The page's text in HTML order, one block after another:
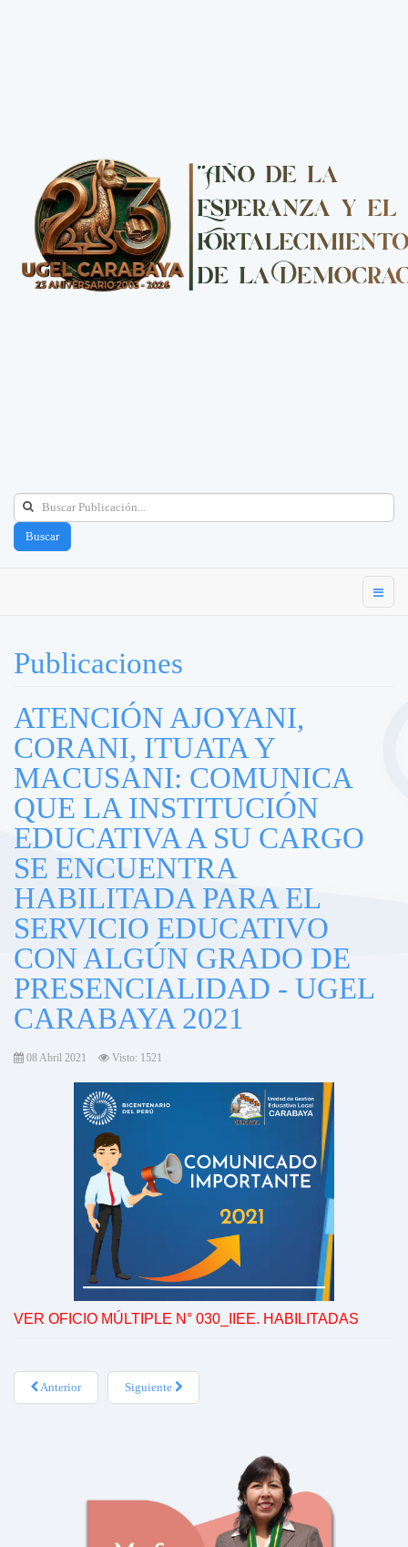
Buscar
Publicaciones
ATENCIÓN AJOYANI,
CORANI, ITUATA Y
MACUSANI: COMUNICA
QUE LA INSTITUCIÓN
EDUCATIVA A SU CARGO
SE ENCUENTRA
HABILITADA PARA EL
SERVICIO EDUCATIVO
CON ALGÚN GRADO DE
PRESENCIALIDAD - UGEL
CARABAYA 2021
08 Abril 2021 Visto: 1521
VER OFICIO MÚLTIPLE N° 030_IIEE. HABILITADAS
Anterior Siguiente